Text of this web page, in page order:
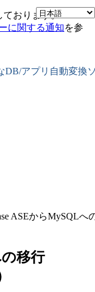
ております。
に関する通知を参
DB/アプリ自動変換
ASEからMySQL
移行